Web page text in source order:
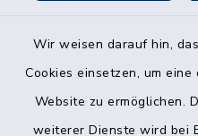
Wir weisen darauf hin,
Cookies einsetzen, um
Website zu ermöglichen.
weiterer Dienste wird bei